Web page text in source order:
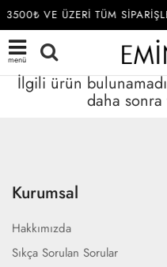
3500₺ VE ÜZERİ TÜM
menü
İlgili ürün
daha
Kurumsal
Hakkımızda
Sıkça Sorulan Sorular